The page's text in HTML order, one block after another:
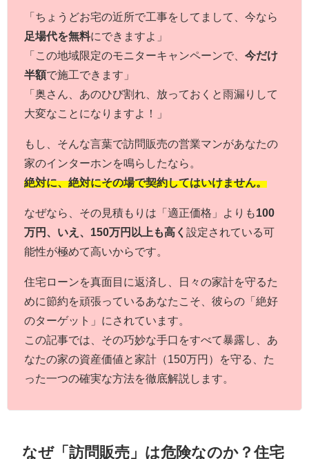
「ちょうどお宅の近所で工事をしてまして、今なら
足場代を無料にできますよ」
「この地域限定のモニターキャンペーンで、 今だけ
半額で施工できます」
「奥さん、あのひび割れ、放っておくと雨漏りして
大変なことになりますよ！」
もし、そんな言葉で訪問販売の営業マンがあなたの
家のインターホンを鳴らしたなら。
絶対に、絶対にその場で契約してはいけません。
なぜなら、その見積もりは「適正価格」よりも100
万円、いえ、150万円以上も高く 設定されている可
能性が極めて高いからです。
住宅ローンを真面目に返済し、日々の家計を守るた
めに節約を頑張っているあなたこそ、彼らの「絶好
のターゲット」にされています。
この記事では、その巧妙な手口をすべて暴露し、あ
なたの家の資産価値と家計（150万円）を守る、た
った一つの確実な方法を徹底解説します。
なぜ「訪問販売」は危険なのか？住宅